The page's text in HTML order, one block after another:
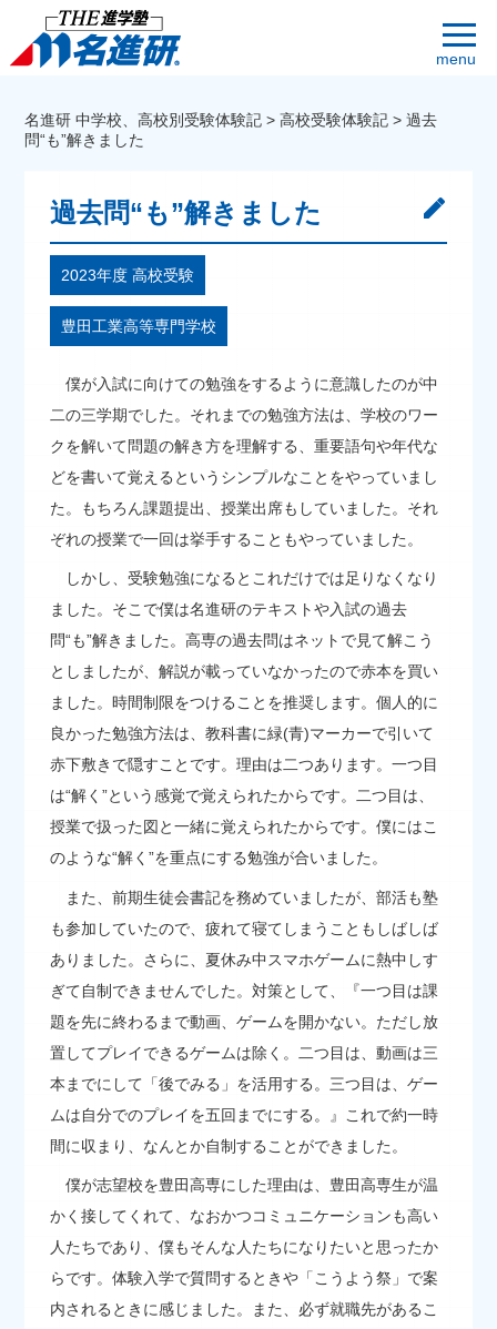
menu
名進研 中学校、高校別受験体験記 >高校受験体験記 >過去
問“も”解きました
過去問“も”解きました
2023年度 高校受験
豊田工業高等専門学校
僕が入試に向けての勉強をするように意識したのが中
二の三学期でした。それまでの勉強方法は、学校のワー
クを解いて問題の解き方を理解する、重要語句や年代な
どを書いて覚えるというシンプルなことをやっていまし
た。もちろん課題提出、授業出席もしていました。それ
ぞれの授業で一回は挙手することもやっていました。
しかし、受験勉強になるとこれだけでは足りなくなり
ました。そこで僕は名進研のテキストや入試の過去
問“も”解きました。高専の過去問はネットで見て解こう
としましたが、解説が載っていなかったので赤本を買い
ました。時間制限をつけることを推奨します。個人的に
良かった勉強方法は、教科書に緑(青)マーカーで引いて
赤下敷きで隠すことです。理由は二つあります。一つ目
は“解く”という感覚で覚えられたからです。二つ目は、
授業で扱った図と一緒に覚えられたからです。僕にはこ
のような“解く”を重点にする勉強が合いました。
また、前期生徒会書記を務めていましたが、部活も塾
も参加していたので、疲れて寝てしまうこともしばしば
ありました。さらに、夏休み中スマホゲームに熱中しす
ぎて自制できませんでした。対策として、『一つ目は課
題を先に終わるまで動画、ゲームを開かない。ただし放
置してプレイできるゲームは除く。二つ目は、動画は三
本までにして「後でみる」を活用する。三つ目は、ゲー
ムは自分でのプレイを五回までにする。』これで約一時
間に収まり、なんとか自制することができました。
僕が志望校を豊田高専にした理由は、豊田高専生が温
かく接してくれて、なおかつコミュニケーションも高い
人たちであり、僕もそんな人たちになりたいと思ったか
らです。体験入学で質問するときや「こうよう祭」で案
内されるときに感じました。また、必ず就職先があるこ